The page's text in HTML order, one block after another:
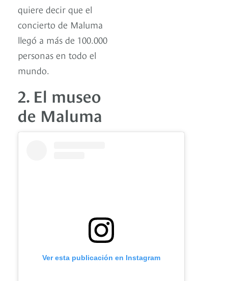
quiere decir que el
concierto de Maluma
llegó a más de 100.000
personas en todo el
mundo.
2. El museo
de Maluma
Ver esta publicación en Instagram